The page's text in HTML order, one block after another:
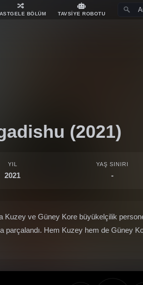
BÖLÜM TAVSİYE ROBOTU
(2021)
YIL
2021
YAŞ SINIRI
-
ve Güney Kore büyükelçilik
parçalandı. Hem Kuzey hem de Güney